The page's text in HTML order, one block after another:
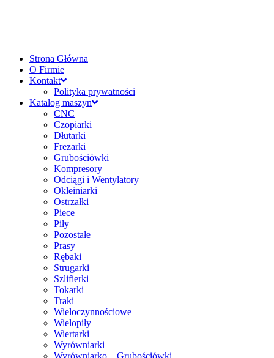
Strona Główna
O Firmie
Kontakt
Polityka prywatności
Katalog maszyn
CNC
Czopiarki
Dłutarki
Frezarki
Grubościówki
Kompresory
Odciągi i Wentylatory
Okleiniarki
Ostrzałki
Piece
Piły
Pozostałe
Prasy
Rębaki
Strugarki
Szlifierki
Tokarki
Traki
Wieloczynnościowe
Wielopiły
Wiertarki
Wyrówniarki
Wyrówniarko – Grubościówki